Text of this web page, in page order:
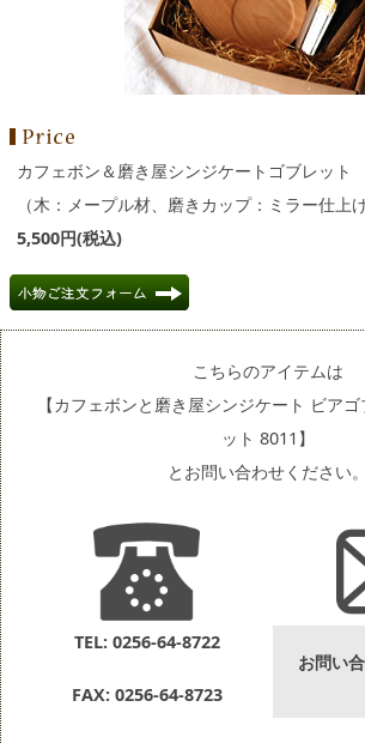
カフェボン＆磨き屋シンジケートゴブレット
（木：メープル材、磨きカップ：ミラー仕上げ
5,500円(税込)
こちらのアイテムは
【カフェボンと磨き屋シンジケート ビア
ット 8011】
とお問い合わせください。
TEL: 0256-64-8722
FAX: 0256-64-8723
お問い